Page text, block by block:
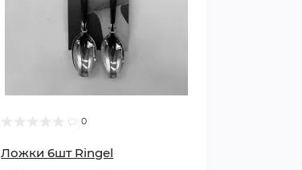
0
Ложки 6шт Ringel